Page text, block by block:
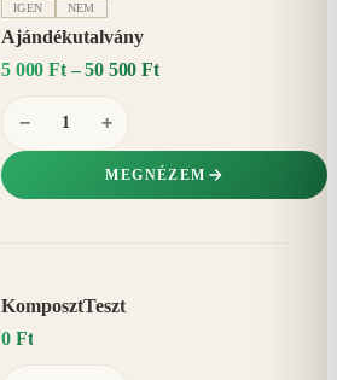
IGEN NEM
Ajándékutalvány
5 000 Ft – 50 500 Ft
− +
MEGNÉZEM
KomposztTeszt
0 Ft